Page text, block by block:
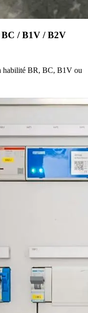
BC / B1V / B2V
habilité BR, BC, B1V ou